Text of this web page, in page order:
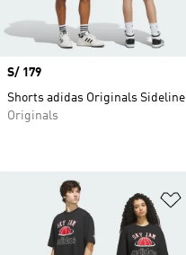
Precio
S/ 179
Shorts adidas Originals Sideline
Originals